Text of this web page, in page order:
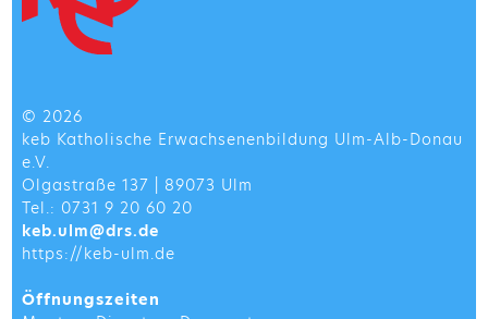
© 2026
keb Katholische Erwachsenenbildung Ulm-Alb-Donau
e.V.
Olgastraße 137 | 89073 Ulm
Tel.: 0731 9 20 60 20
keb.ulm@drs.de
https://keb-ulm.de
Öffnungszeiten